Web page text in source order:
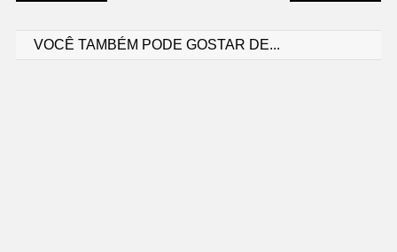
VOCÊ TAMBÉM PODE GOSTAR DE...